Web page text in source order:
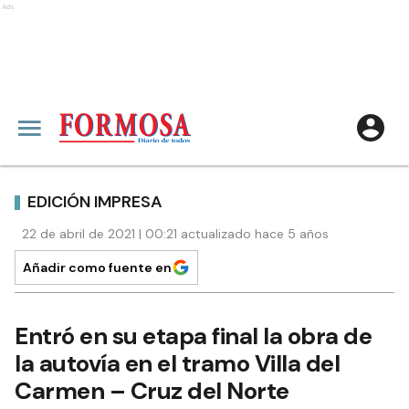
Ads
EDICIÓN IMPRESA
22 de abril de 2021 | 00:21 actualizado hace 5 años
Añadir como fuente en
Entró en su etapa final la obra de
la autovía en el tramo Villa del
Carmen – Cruz del Norte